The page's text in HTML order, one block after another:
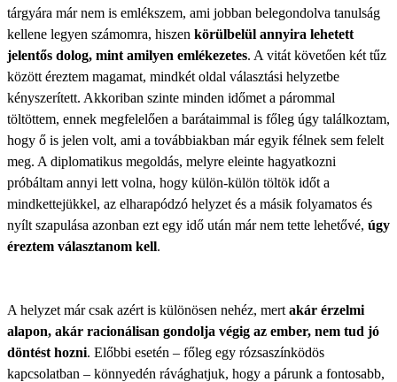
tárgyára már nem is emlékszem, ami jobban belegondolva tanulság
kellene legyen számomra, hiszen körülbelül annyira lehetett
jelentős dolog, mint amilyen emlékezetes. A vitát követően két tűz
között éreztem magamat, mindkét oldal választási helyzetbe
kényszerített. Akkoriban szinte minden időmet a párommal
töltöttem, ennek megfelelően a barátaimmal is főleg úgy találkoztam,
hogy ő is jelen volt, ami a továbbiakban már egyik félnek sem felelt
meg. A diplomatikus megoldás, melyre eleinte hagyatkozni
próbáltam annyi lett volna, hogy külön-külön töltök időt a
mindkettejükkel, az elharapódzó helyzet és a másik folyamatos és
nyílt szapulása azonban ezt egy idő után már nem tette lehetővé, úgy
éreztem választanom kell.
A helyzet már csak azért is különösen nehéz, mert akár érzelmi
alapon, akár racionálisan gondolja végig az ember, nem tud jó
döntést hozni. Előbbi esetén – főleg egy rózsaszínködös
kapcsolatban – könnyedén rávághatjuk, hogy a párunk a fontosabb,